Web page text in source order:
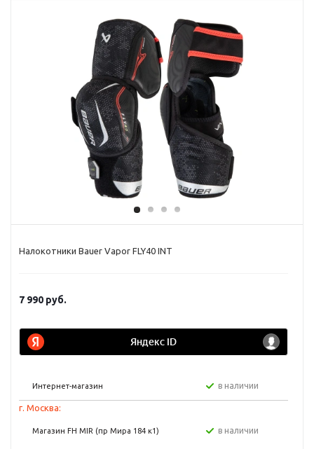
Налокотники Bauer Vapor FLY40 INT
7 990 руб.
Интернет-магазин в наличии
г. Москва:
Магазин FH MIR (пр Мира 184 к1) в наличии